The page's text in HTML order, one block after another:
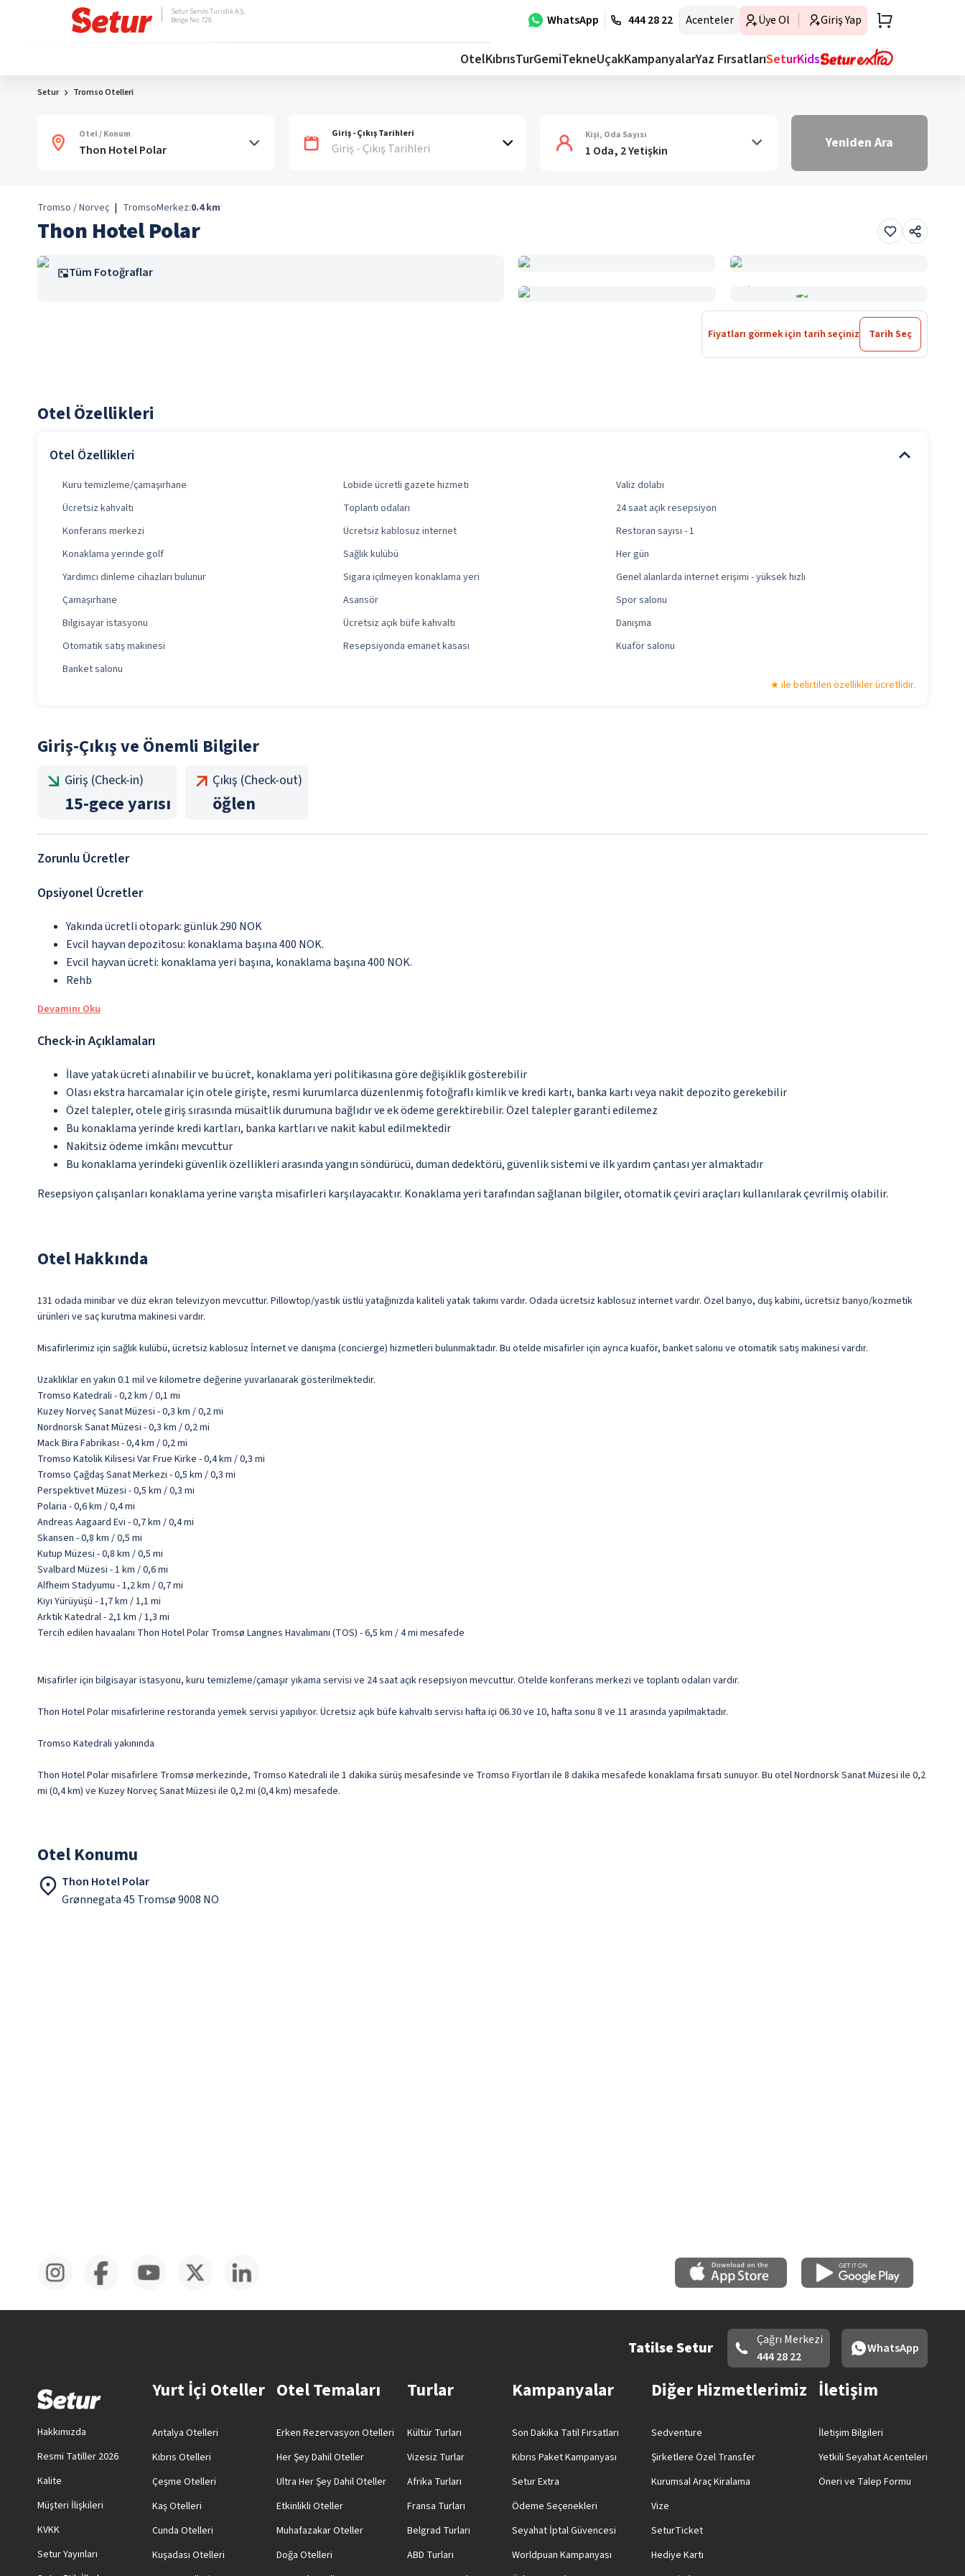
WhatsApp 444 28 22 Acenteler Üye Ol Giriş Yap
Setur Servis Turistik A.Ş.
Belge No: 728
OtelKıbrısTurGemiTekneUçakKampanyalarYaz FırsatlarıSeturKids
Setur Tromso Otelleri
Otel / Konum Giriş - Çıkış Tarihleri
Giriş - Çıkış Tarihleri
Kişi, Oda Sayısı
1 Oda, 2 Yetişkin Yeniden Ara
Tromso / Norveç | TromsoMerkez:0.4 km
Thon Hotel Polar
Tüm Fotoğraflar
Fiyatları görmek için tarih seçiniz Tarih Seç
Otel Özellikleri
Otel Özellikleri
Kuru temizleme/çamaşırhane Lobide ücretli gazete hizmeti
Valiz dolabı
Ücretsiz kahvaltı
Toplantı odaları
24 saat açık resepsiyon
Konferans merkezi
Ücretsiz kablosuz internet
Restoran sayısı - 1
Konaklama yerinde golf
Sağlık kulübü
Her gün
Yardımcı dinleme cihazları bulunur
Sigara içilmeyen konaklama yeri
Genel alanlarda internet erişimi - yüksek hızlı
Çamaşırhane
Asansör
Spor salonu
Bilgisayar istasyonu
Ücretsiz açık büfe kahvaltı
Danışma
Otomatik satış makinesi
Resepsiyonda emanet kasası
Kuaför salonu
Banket salonu
ile belirtilen özellikler ücretlidir.
Giriş-Çıkış ve Önemli Bilgiler
Giriş (Check-in)
15-gece yarısı
Çıkış (Check-out)
öğlen
Zorunlu Ücretler
Opsiyonel Ücretler
Yakında ücretli otopark: günlük 290 NOK
Evcil hayvan depozitosu: konaklama başına 400 NOK.
Evcil hayvan ücreti: konaklama yeri başına, konaklama başına 400 NOK.
Rehb
Devamını Oku
Check-in Açıklamaları
İlave yatak ücreti alınabilir ve bu ücret, konaklama yeri politikasına göre değişiklik gösterebilir
Olası ekstra harcamalar için otele girişte, resmi kurumlarca düzenlenmiş fotoğraflı kimlik ve kredi kartı, banka kartı veya nakit depozito gerekebilir
Özel talepler, otele giriş sırasında müsaitlik durumuna bağlıdır ve ek ödeme gerektirebilir. Özel talepler garanti edilemez
Bu konaklama yerinde kredi kartları, banka kartları ve nakit kabul edilmektedir
Nakitsiz ödeme imkânı mevcuttur
Bu konaklama yerindeki güvenlik özellikleri arasında yangın söndürücü, duman dedektörü, güvenlik sistemi ve ilk yardım çantası yer almaktadır
Resepsiyon çalışanları konaklama yerine varışta misafirleri karşılayacaktır. Konaklama yeri tarafından sağlanan bilgiler, otomatik çeviri araçları kullanılarak çevrilmiş olabilir.
Otel Hakkında
131 odada minibar ve düz ekran televizyon mevcuttur. Pillowtop/yastık üstlü yatağınızda kaliteli yatak takımı vardır. Odada ücretsiz kablosuz internet vardır. Özel banyo, duş kabini, ücretsiz banyo/kozmetik
ürünleri ve saç kurutma makinesi vardır.
Misafirlerimiz için sağlık kulübü, ücretsiz kablosuz İnternet ve danışma (concierge) hizmetleri bulunmaktadır. Bu otelde misafirler için ayrıca kuaför, banket salonu ve otomatik satış makinesi vardır.
Uzaklıklar en yakın 0.1 mil ve kilometre değerine yuvarlanarak gösterilmektedir.
Tromso Katedrali - 0,2 km / 0,1 mi
Kuzey Norveç Sanat Müzesi - 0,3 km / 0,2 mi
Nordnorsk Sanat Müzesi - 0,3 km / 0,2 mi
Mack Bira Fabrikası - 0,4 km / 0,2 mi
Tromso Katolik Kilisesi Var Frue Kirke - 0,4 km / 0,3 mi
Tromso Çağdaş Sanat Merkezi - 0,5 km / 0,3 mi
Perspektivet Müzesi - 0,5 km / 0,3 mi
Polaria - 0,6 km / 0,4 mi
Andreas Aagaard Evi - 0,7 km / 0,4 mi
Skansen - 0,8 km / 0,5 mi
Kutup Müzesi - 0,8 km / 0,5 mi
Svalbard Müzesi - 1 km / 0,6 mi
Alfheim Stadyumu - 1,2 km / 0,7 mi
Kıyı Yürüyüşü - 1,7 km / 1,1 mi
Arktik Katedral - 2,1 km / 1,3 mi
Tercih edilen havaalanı Thon Hotel Polar Tromsø Langnes Havalimanı (TOS) - 6,5 km / 4 mi mesafede
Misafirler için bilgisayar istasyonu, kuru temizleme/çamaşır yıkama servisi ve 24 saat açık resepsiyon mevcuttur. Otelde konferans merkezi ve toplantı odaları vardır.
Thon Hotel Polar misafirlerine restoranda yemek servisi yapılıyor. Ücretsiz açık büfe kahvaltı servisi hafta içi 06.30 ve 10, hafta sonu 8 ve 11 arasında yapılmaktadır.
Tromso Katedrali yakınında
Thon Hotel Polar misafirlere Tromsø merkezinde, Tromso Katedrali ile 1 dakika sürüş mesafesinde ve Tromso Fiyortları ile 8 dakika mesafede konaklama fırsatı sunuyor. Bu otel Nordnorsk Sanat Müzesi ile 0,2
mi (0,4 km) ve Kuzey Norveç Sanat Müzesi ile 0,2 mi (0,4 km) mesafede.
Otel Konumu
Thon Hotel Polar
Grønnegata 45 Tromsø 9008 NO
Tatilse Setur
Çağrı Merkezi
444 28 22
WhatsApp
Hakkımızda
Resmi Tatiller 2026
Kalite
Müşteri İlişkileri
KVKK
Setur Yayınları
Yurt İçi Oteller
Antalya Otelleri
Kıbrıs Otelleri
Çeşme Otelleri
Kaş Otelleri
Cunda Otelleri
Kuşadası Otelleri
Otel Temaları
Erken Rezervasyon Otelleri
Her Şey Dahil Oteller
Ultra Her Şey Dahil Oteller
Etkinlikli Oteller
Muhafazakar Oteller
Doğa Otelleri
Turlar
Kültür Turları
Vizesiz Turlar
Afrika Turları
Fransa Turları
Belgrad Turları
ABD Turları
Kampanyalar
Son Dakika Tatil Fırsatları
Kıbrıs Paket Kampanyası
Setur Extra
Ödeme Seçenekleri
Seyahat İptal Güvencesi
Worldpuan Kampanyası
Diğer Hizmetlerimiz
Sedventure
Şirketlere Özel Transfer
Kurumsal Araç Kiralama
Vize
SeturTicket
Hediye Kartı
İletişim
İletişim Bilgileri
Yetkili Seyahat Acenteleri
Öneri ve Talep Formu